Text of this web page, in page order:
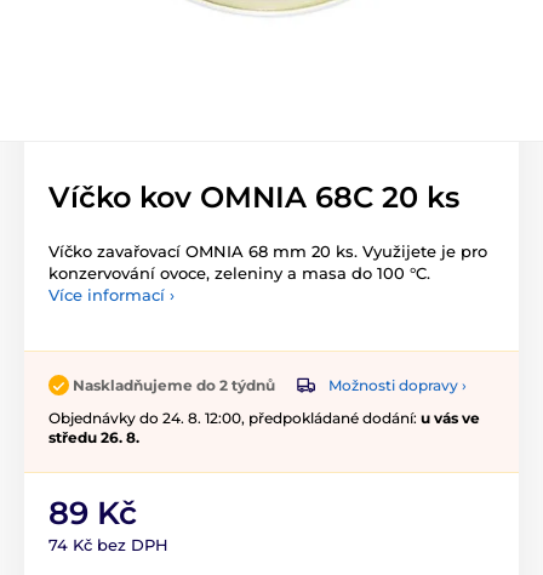
Víčko kov OMNIA 68C 20 ks
Víčko zavařovací OMNIA 68 mm 20 ks. Využijete je pro
konzervování ovoce, zeleniny a masa do 100 °C.
Více informací ›
Naskladňujeme do 2 týdnů
Možnosti dopravy ›
Objednávky do 24. 8. 12:00, předpokládané dodání: u vás ve
středu 26. 8.
89 Kč
74 Kč bez DPH